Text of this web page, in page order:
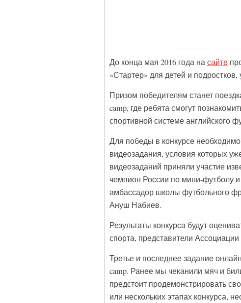
До конца мая 2016 года насайте
«Стартер» для детей и
Призом победителям станет
camp, где ребята смогут
спортивной системе английского
Для победы в конкурсе
видеозадания, условия которых
видеозаданий приняли участие
чемпион России по мини-футболу
амбассадор школы футбольного
Ануш Набиев.
Результаты конкурса будут
спорта, представители
Третье и последнее задание
camp. Ранее мы чеканили мяч и
предстоит продемонстрировать
или нескольких этапах конкурса,